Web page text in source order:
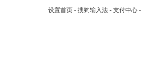
设置首页 - 搜狗输入法 - 支付中心 -